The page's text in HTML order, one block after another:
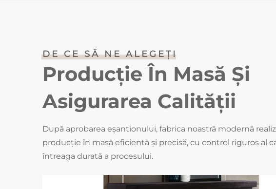
DE CE SĂ NE ALEGEȚI
Producție În Masă Și
Asigurarea Calității
După aprobarea eșantionului, fabrica noastră modernă
producție în masă eficientă și precisă, cu control riguros al
întreaga durată a procesului.